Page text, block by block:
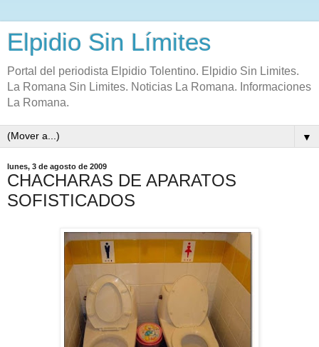
Elpidio Sin Límites
Portal del periodista Elpidio Tolentino. Elpidio Sin Limites.
La Romana Sin Limites. Noticias La Romana. Informaciones
La Romana.
▼
lunes, 3 de agosto de 2009
CHACHARAS DE APARATOS
SOFISTICADOS